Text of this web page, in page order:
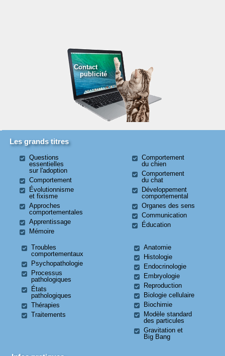
Contact
publicité
Les grands titres
Questions
essentielles
sur l'adoption
Comportement
Évolutionnisme
et fixisme
Approches
comportementales
Apprentissage
Mémoire
Comportement
du chien
Comportement
du chat
Développement
comportemental
Organes des sens
Communication
Éducation
Troubles
comportementaux
Psychopathologie
Processus
pathologiques
États
pathologiques
Thérapies
Traitements
Anatomie
Histologie
Endocrinologie
Embryologie
Reproduction
Biologie cellulaire
Biochimie
Modèle standard
des particules
Gravitation et
Big Bang